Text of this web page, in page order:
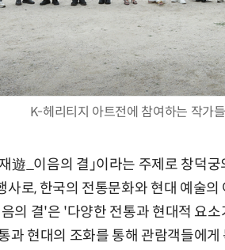
K-헤리티지 아트전에 참여하는 작가
遊_이음의 결」이라는 주제로 창덕
사로, 한국의 전통문화와 현대 예술
의 결'은 '다양한 전통과 현대적 요
과 현대의 조화를 통해 관람객들에